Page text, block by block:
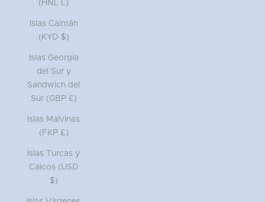
(HNL L)
Islas Caimán
(KYD $)
Islas Georgia
del Sur y
Sandwich del
Sur (GBP £)
Islas Malvinas
(FKP £)
Islas Turcas y
Caicos (USD
$)